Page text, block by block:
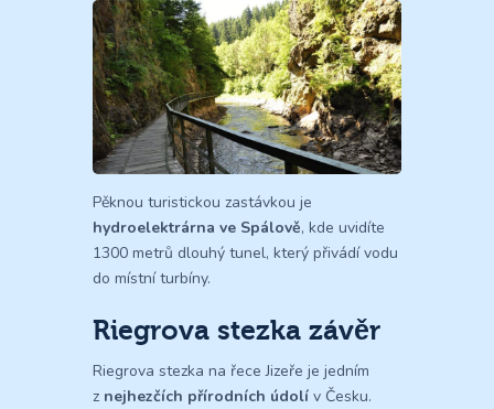
Pěknou turistickou zastávkou je
hydroelektrárna ve Spálově, kde uvidíte
1300 metrů dlouhý tunel, který přivádí vodu
do místní turbíny.
Riegrova stezka závěr
Riegrova stezka na řece Jizeře je jedním
z nejhezčích přírodních údolí v Česku.